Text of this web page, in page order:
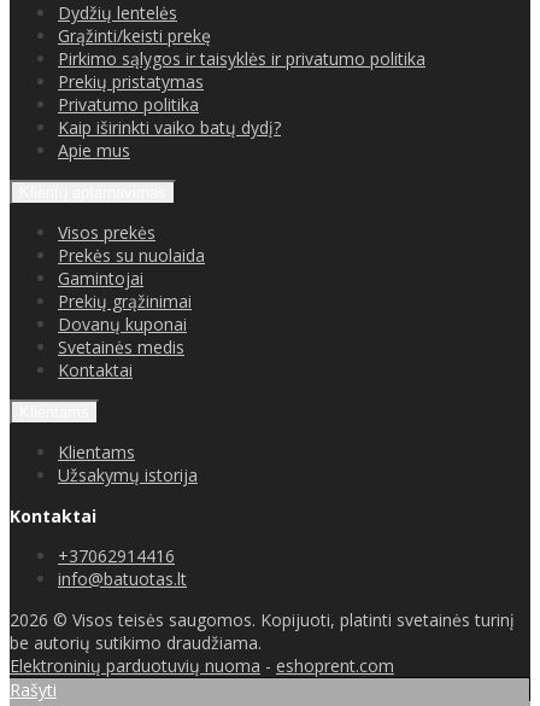
Dydžių lentelės
Grąžinti/keisti prekę
Pirkimo sąlygos ir taisyklės ir privatumo politika
Prekių pristatymas
Privatumo politika
Kaip iširinkti vaiko batų dydį?
Apie mus
Visos prekės
Prekės su nuolaida
Gamintojai
Prekių grąžinimai
Dovanų kuponai
Svetainės medis
Kontaktai
Klientams
Užsakymų istorija
Kontaktai
+37062914416
info@batuotas.lt
2026 © Visos teisės saugomos. Kopijuoti, platinti svetainės turinį
be autorių sutikimo draudžiama.
Elektroninių parduotuvių nuoma - eshoprent.com
Rašyti